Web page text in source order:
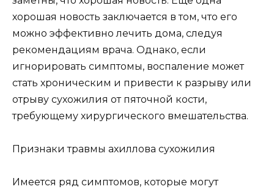
хорошая новость заключается в том, что его
можно эффективно лечить дома, следуя
рекомендациям врача. Однако, если
игнорировать симптомы, воспаление может
стать хроническим и привести к разрыву или
отрыву сухожилия от пяточной кости,
требующему хирургического вмешательства.
Признаки травмы ахиллова сухожилия
Имеется ряд симптомов, которые могут